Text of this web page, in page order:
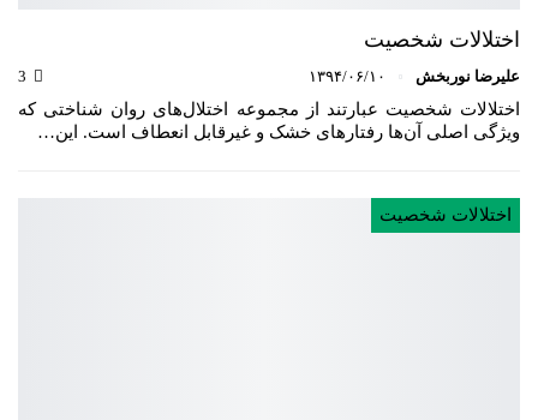
اختلالات شخصیت
علیرضا نوربخش ۱۳۹۴/۰۶/۱۰
اختلالات شخصیت عبارتند از مجموعه اختلال‌های روان شناختی که
ویژگی اصلی آن‌ها رفتارهای خشک و غیرقابل انعطاف است. این…
اختلالات شخصیت